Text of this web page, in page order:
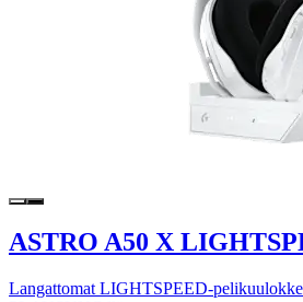
ASTRO A50 X
Langattomat LIGHTSPEED-